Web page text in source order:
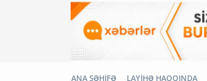
ANA SƏHİFƏ LAYİHƏ HAQQINDA